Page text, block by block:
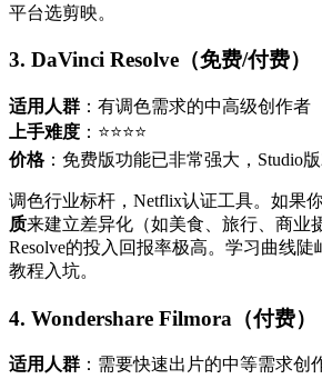
平台选剪映。
3. DaVinci Resolve（免费/付费）
适用人群 ：有调色需求的中高级创作者
上手难度 ：⭐⭐⭐⭐
价格：免费版功能已非常强大，Studio
调色行业标杆，Netflix认证工具。如果
质来建立差异化（如美食、旅行、商业
Resolve的投入回报率极高。学习曲线
教程入坑。
4. Wondershare Filmora（付费）
适用人群 ：需要快速出片的中等需求创